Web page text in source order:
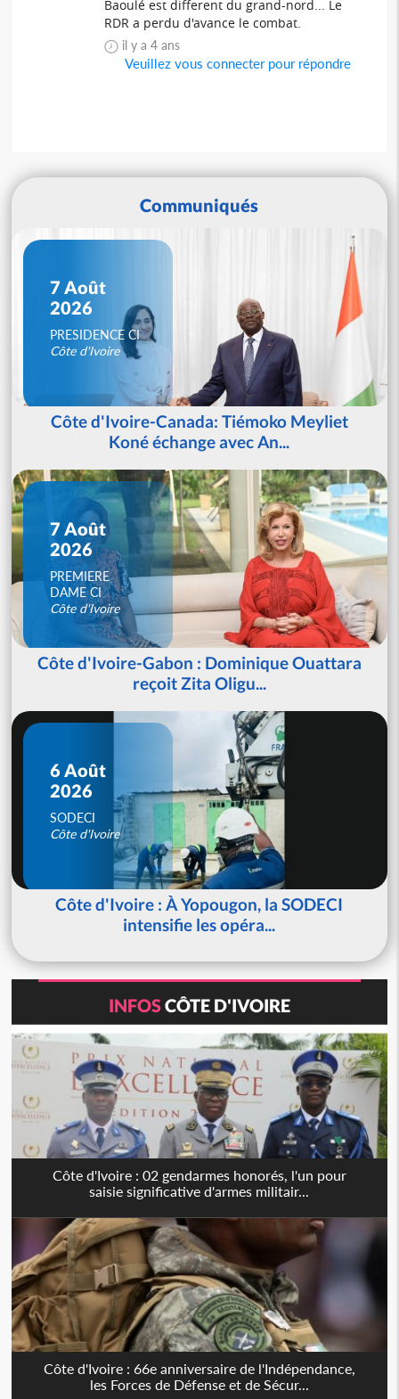
Baoulé est different du grand-nord... Le
RDR a perdu d'avance le combat.
il y a 4 ans
Veuillez vous connecter pour répondre
Communiqués
7 Août
2026
PRESIDENCE CI
Côte d'Ivoire
Côte d'Ivoire-Canada: Tiémoko Meyliet
Koné échange avec An...
7 Août
2026
PREMIERE
DAME CI
Côte d'Ivoire
Côte d'Ivoire-Gabon : Dominique Ouattara
reçoit Zita Oligu...
6 Août
2026
SODECI
Côte d'Ivoire
Côte d'Ivoire : À Yopougon, la SODECI
intensifie les opéra...
INFOSCÔTE D'IVOIRE
Côte d'Ivoire : 02 gendarmes honorés, l'un pour
saisie significative d'armes militair...
Côte d'Ivoire : 66e anniversaire de l'Indépendance,
les Forces de Défense et de Sécur...